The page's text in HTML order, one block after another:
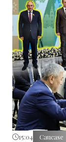
15:04 Caucase